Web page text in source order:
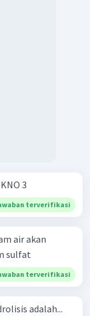
Tuliskan reaksi ionisasi senyawa berikut: KNO 3 ​
terverifikasi
air akan
b.kalium sulfat
terverifikasi
adalah...